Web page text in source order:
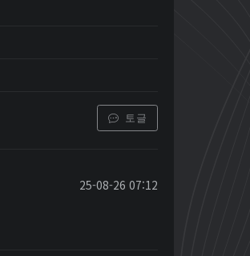
토글
25-08-26 07:12